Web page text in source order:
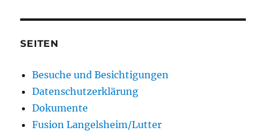
SEITEN
Besuche und Besichtigungen
Datenschutzerklärung
Dokumente
Fusion Langelsheim/Lutter